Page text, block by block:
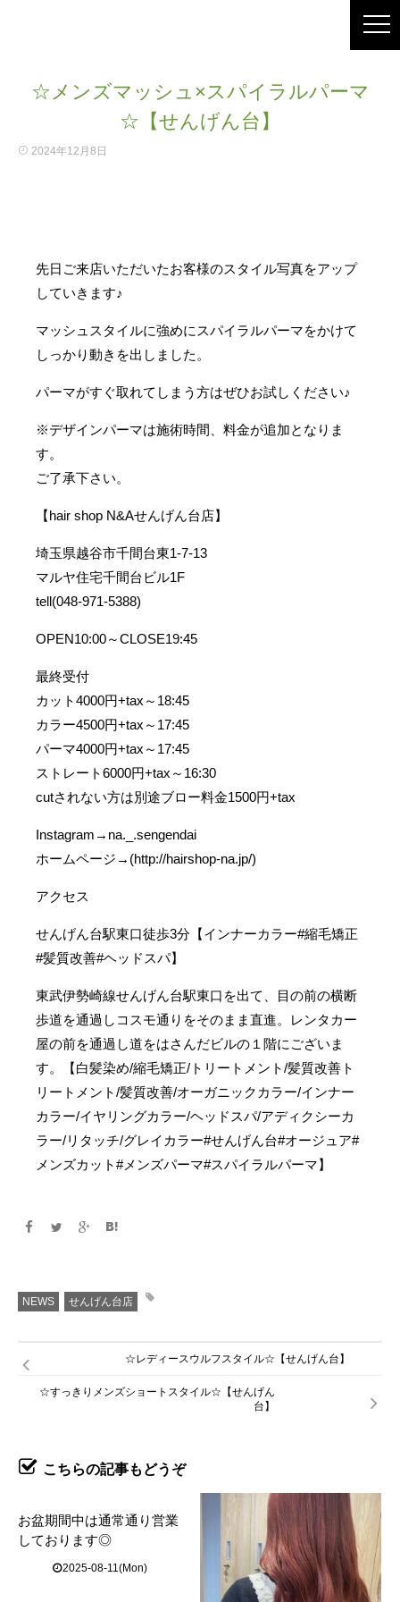
☆メンズマッシュ×スパイラルパーマ
☆【せんげん台】
2024年12月8日
先日ご来店いただいたお客様のスタイル写真をアップ
していきます♪
マッシュスタイルに強めにスパイラルパーマをかけて
しっかり動きを出しました。
パーマがすぐ取れてしまう方はぜひお試しください♪
※デザインパーマは施術時間、料金が追加となりま
す。
ご了承下さい。
【hair shop N&Aせんげん台店】
埼玉県越谷市千間台東1-7-13
マルヤ住宅千間台ビル1F
tell(048-971-5388)
OPEN10:00～CLOSE19:45
最終受付
カット4000円+tax～18:45
カラー4500円+tax～17:45
パーマ4000円+tax～17:45
ストレート6000円+tax～16:30
cutされない方は別途ブロー料金1500円+tax
Instagram→na._.sengendai
ホームページ→(http://hairshop-na.jp/)
アクセス
せんげん台駅東口徒歩3分【インナーカラー#縮毛矯正
#髪質改善#ヘッドスパ】
東武伊勢崎線せんげん台駅東口を出て、目の前の横断
歩道を通過しコスモ通りをそのまま直進。レンタカー
屋の前を通過し道をはさんだビルの１階にございま
す。【白髪染め/縮毛矯正/トリートメント/髪質改善ト
リートメント/髪質改善/オーガニックカラー/インナー
カラー/イヤリングカラー/ヘッドスパ/アディクシーカ
ラー/リタッチ/グレイカラー#せんげん台#オージュア#
メンズカット#メンズパーマ#スパイラルパーマ】
NEWS せんげん台店
☆レディースウルフスタイル☆【せんげん台】
☆すっきりメンズショートスタイル☆【せんげん
台】
こちらの記事もどうぞ
お盆期間中は通常通り営業
しております◎
2025-08-11(Mon)